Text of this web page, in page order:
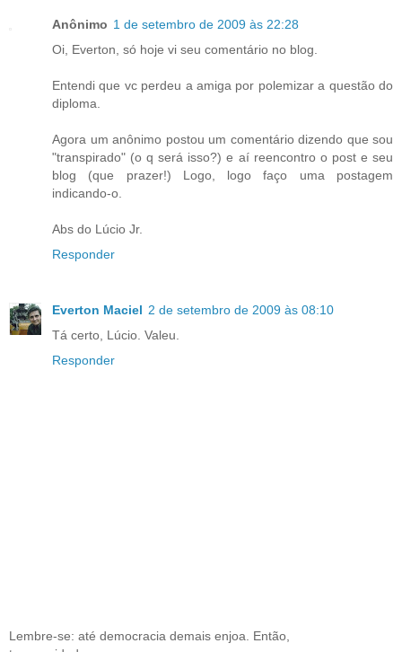
Anônimo 1 de setembro de 2009 às 22:28
Oi, Everton, só hoje vi seu comentário no blog.
Entendi que vc perdeu a amiga por polemizar a questão do
diploma.
Agora um anônimo postou um comentário dizendo que sou
"transpirado" (o q será isso?) e aí reencontro o post e seu
blog (que prazer!) Logo, logo faço uma postagem
indicando-o.
Abs do Lúcio Jr.
Responder
Everton Maciel 2 de setembro de 2009 às 08:10
Tá certo, Lúcio. Valeu.
Responder
Lembre-se: até democracia demais enjoa. Então,